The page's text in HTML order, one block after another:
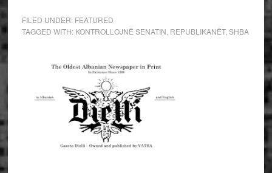
FILED UNDER: FEATURED
TAGGED WITH: KONTROLLOJNË SENATIN REPUBLIKANËT, SHBA